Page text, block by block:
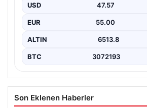
19 Eylül 2023 tarihinde Mersin’in
USD 47.57
EUR 55.00
ALTIN 6513.8
BTC 3072193
Son Eklenen Haberler